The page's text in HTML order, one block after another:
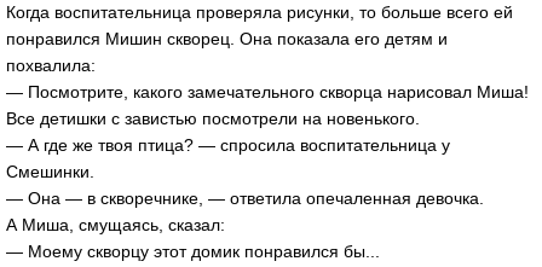
Когда воспитательница проверяла рисунки, то больше всего ей
понравился Мишин скворец. Она показала его детям и
похвалила:
— Посмотрите, какого замечательного скворца нарисовал Миша!
Все детишки с завистью посмотрели на новенького.
— А где же твоя птица? — спросила воспитательница у
Смешинки.
— Она — в скворечнике, — ответила опечаленная девочка.
А Миша, смущаясь, сказал:
— Моему скворцу этот домик понравился бы...